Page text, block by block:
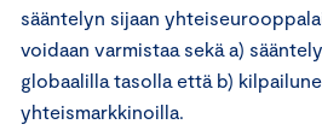
sääntelyn sijaan
voidaan varmistaa sekä a)
globaalilla tasolla että b)
yhteismarkkinoilla.